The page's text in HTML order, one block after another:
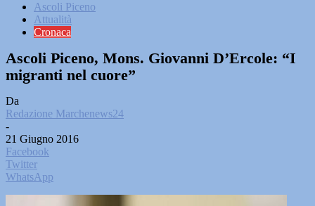
Ascoli Piceno
Attualità
Cronaca
Ascoli Piceno, Mons. Giovanni D’Ercole: “I
migranti nel cuore”
Da
Redazione Marchenews24
-
21 Giugno 2016
Facebook
Twitter
WhatsApp